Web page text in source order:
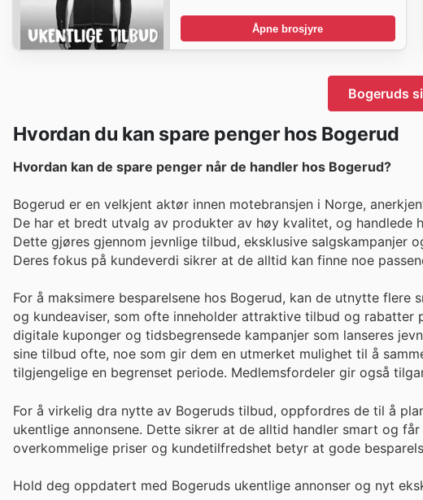
Åpne brosjyre
Bogeruds
Hvordan du kan spare penger hos Bogerud
Hvordan kan de spare penger når de handler hos Bogerud?
Bogerud er en velkjent aktør innen motebransjen i Norge,
De har et bredt utvalg av produkter av høy kvalitet, og handlede
Dette gjøres gjennom jevnlige tilbud, eksklusive salgskampanjer
Deres fokus på kundeverdi sikrer at de alltid kan finne noe
For å maksimere besparelsene hos Bogerud, kan de utnytte
og kundeaviser, som ofte inneholder attraktive tilbud og
digitale kuponger og tidsbegrensede kampanjer som lanseres
sine tilbud ofte, noe som gir dem en utmerket mulighet til å
tilgjengelige en begrenset periode. Medlemsfordeler gir også
For å virkelig dra nytte av Bogeruds tilbud, oppfordres de til å
ukentlige annonsene. Dette sikrer at de alltid handler smart og
overkommelige priser og kundetilfredshet betyr at gode
Hold deg oppdatert med Bogeruds ukentlige annonser og nyt